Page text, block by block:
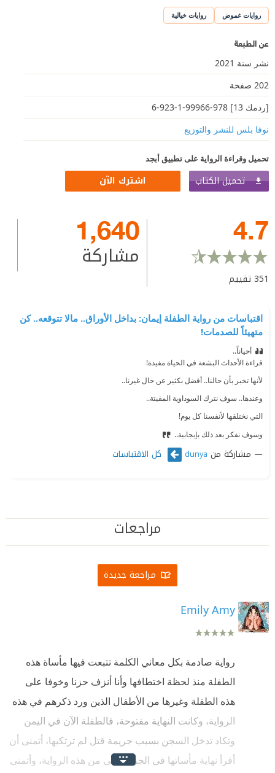
روايات غموض روايات خيالية
عن الطبعة
نشر سنة 2021
202 صفحة
[ردمك 13] 978-99966-1-923-6
نوفا بلس للنشر والتوزيع
تحميل وقراءة الرواية على تطبيق أبجد
تحميل الكتاب اشترك الآن
4.7
351تقييم
1,640
مشاركة
اقتباسات من رواية الطفلة إيمان: بداخل الأوراق.. مالا تتوقعه.. كن
متهيئاً للصدمات!
أحياناً..
⁠‫قراءة الأحداث البشعة في الحياة مفيدة!
⁠‫لأنها تخبر بأن حالنا.. أفضل بكثير عن حال غيرنا..
⁠‫وعندها.. سوف نترك السوداوية المقيتة..
⁠‫التي نختلقها لأنفسنا كل يوم!
⁠‫وسوف نفكر بعد ذلك بإيجابية..
مشاركة من dunya كل الاقتباسات
مراجعات
مراجعة جديدة
Emily Amy
رواية صادمة بكل معاني الكلمة تتبعت فيها مأساة هذه
الطفلة منذ لحظة اختطافها وأنا أنزف حزنا وخوفا على
هذه الطفلة وغيرها من الأطفال الذين ورد ذكرهم في هذه
الرواية، وكانت النهاية مفتوحة، فالطفلة الآن في اليمن
وتكاد تدخل السجن بسبب جريمة قتل لم ترتكبها، أتمنى أن
أقرأ نهاية مأساتها في الجزء الثاني من هذه الرواية، وأتمنى